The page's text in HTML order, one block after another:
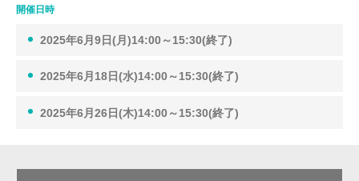
開催日時
2025年6月9日(月)14:00～15:30(終了)
2025年6月18日(水)14:00～15:30(終了)
2025年6月26日(木)14:00～15:30(終了)